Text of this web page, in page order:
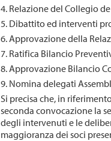
4. Relazione del Collegio
5. Dibattito ed interventi
6. Approvazione della
7. Ratifica Bilancio
8. Approvazione Bilancio
9. Nomina delegati
Si precisa che, in
seconda convocazione la
degli intervenuti e le
maggioranza dei soci